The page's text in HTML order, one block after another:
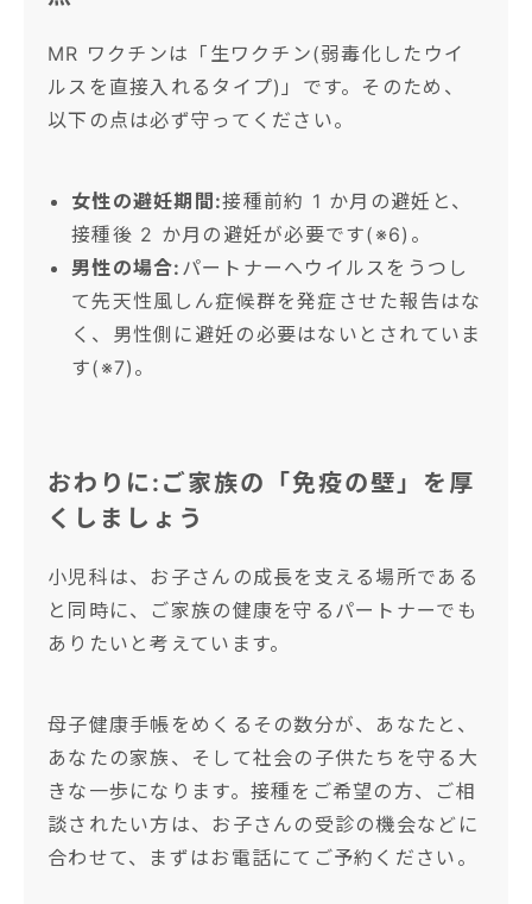
MR ワクチンは「生ワクチン(弱毒化したウイ
ルスを直接入れるタイプ)」です。そのため、
以下の点は必ず守ってください。
女性の避妊期間:接種前約 1 か月の避妊と、
接種後 2 か月の避妊が必要です(※6)。
男性の場合: パートナーへウイルスをうつし
て先天性風しん症候群を発症させた報告はな
く、男性側に避妊の必要はないとされていま
す(※7)。
おわりに:ご家族の「免疫の壁」を厚
くしましょう
小児科は、お子さんの成長を支える場所である
と同時に、ご家族の健康を守るパートナーでも
ありたいと考えています。
母子健康手帳をめくるその数分が、あなたと、
あなたの家族、そして社会の子供たちを守る大
きな一歩になります。接種をご希望の方、ご相
談されたい方は、お子さんの受診の機会などに
合わせて、まずはお電話にてご予約ください。